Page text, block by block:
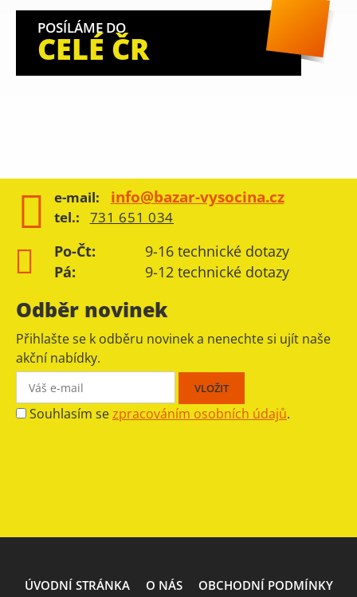
POSÍLÁME DO
CELÉ ČR
e-mail: info@bazar-vysocina.cz
tel.: 731 651 034
Po-Čt:
9-16 technické dotazy
Pá:
9-12 technické dotazy
Odběr novinek
Přihlašte se k odběru novinek a nenechte si ujít naše
akční nabídky.
Souhlasím sezpracováním osobních údajů.
ÚVODNÍ STRÁNKA O NÁS
OBCHODNÍ PODMÍNKY